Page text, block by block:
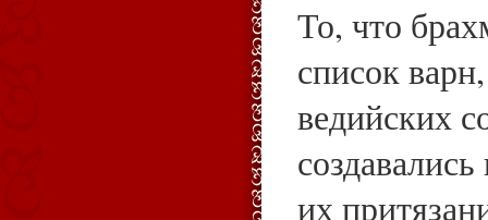
То, что
список
ведийских
их